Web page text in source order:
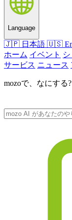
Language
🇯🇵 日本語 🇺🇸
ホーム イベント
サービス ニュース
mozoで、なにする?